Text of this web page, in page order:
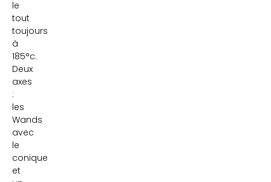
le
tout
toujours
à
185°c.
Deux
axes
:
les
Wands
avec
le
conique
et